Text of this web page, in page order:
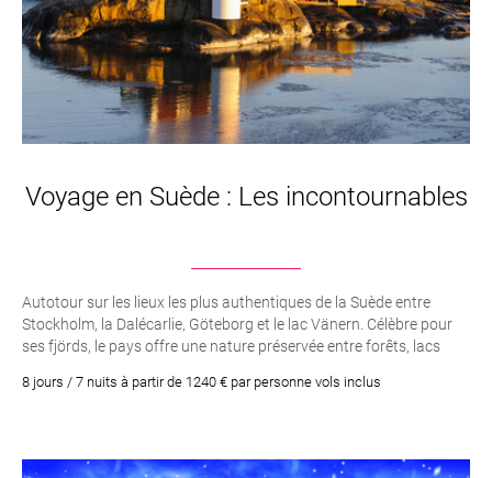
Voyage en Suède : Les incontournables
Autotour sur les lieux les plus authentiques de la Suède entre
Stockholm, la Dalécarlie, Göteborg et le lac Vänern. Célèbre pour
ses fjörds, le pays offre une nature préservée entre forêts, lacs
couple ou entre amis.
8 jours / 7 nuits à partir de 1240 € par personne vols inclus